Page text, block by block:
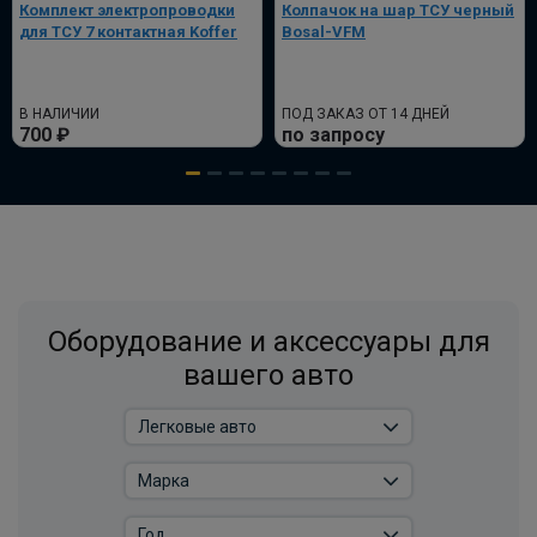
ПОД ЗАКАЗ ОТ 14 ДНЕЙ
по запросу
В корзину
ПОД ЗАКАЗ ОТ 14 ДНЕЙ
по запросу
В корзину
Комплект электропроводки
для ТСУ 7 контактная Koffer
В НАЛИЧИИ
700 ₽
Колпачок на шар ТСУ черный
Bosal-VFM
ПОД ЗАКАЗ ОТ 14 ДНЕЙ
по запросу
Оборудование и аксессуары для
вашего авто